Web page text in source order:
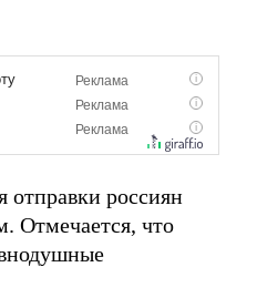
отправки россиян
Отмечается, что